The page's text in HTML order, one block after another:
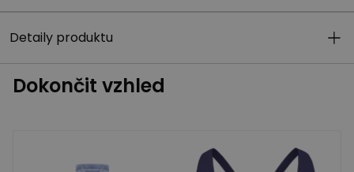
Detaily produktu
Dokončit vzhled